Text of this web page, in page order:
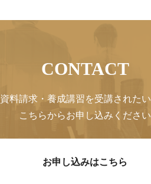
CONTACT
資料請求・養成講習を受講された
こちらからお申し込みください
お申し込みはこちら